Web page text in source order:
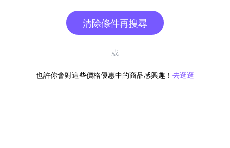
清除條件再搜尋
或
也許你會對這些價格優惠中的商品感興趣！ 去逛逛